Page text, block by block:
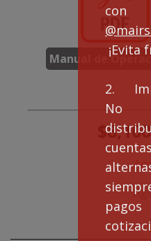
con
¡Evita
2.
No
cuentas
Manual de
$